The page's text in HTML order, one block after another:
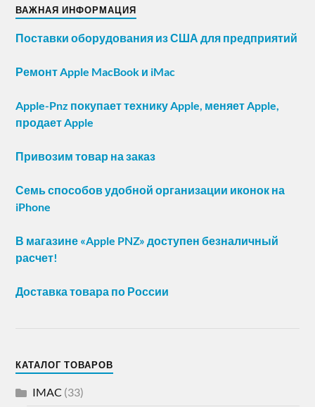
ВАЖНАЯ ИНФОРМАЦИЯ
Поставки оборудования из США для предприятий
Ремонт Apple MacBook и iMac
Apple-Pnz покупает технику Apple, меняет Apple,
продает Apple
Привозим товар на заказ
Семь способов удобной организации иконок на
iPhone
В магазине «Apple PNZ» доступен безналичный
расчет!
Доставка товара по России
КАТАЛОГ ТОВАРОВ
IMAC (33)